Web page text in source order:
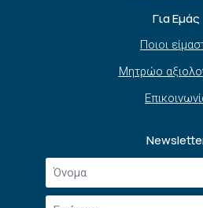
Για Εμάς
Ποιοι
Μητρώο
Όνομα
Επώνυμο